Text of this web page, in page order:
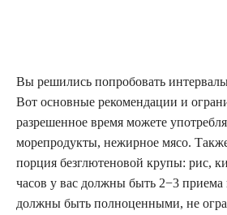
Вы решились попробовать
Вот основные рекомендации и
разрешенное время можете
морепродукты, нежирное мясо.
порция безглютеновой крупы: рис,
часов у вас должны быть 2−3
должны быть полноценными, не